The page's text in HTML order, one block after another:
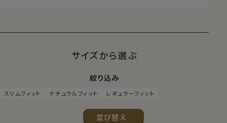
サイズから選ぶ
絞り込み
スリムフィット ナチュラルフィット レギュラーフィット
並び替え